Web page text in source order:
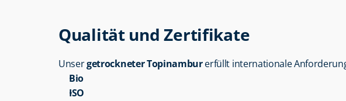
Qualität und Zertifikate
Unser getrockneter Topinambur erfüllt internationale
Bio
ISO